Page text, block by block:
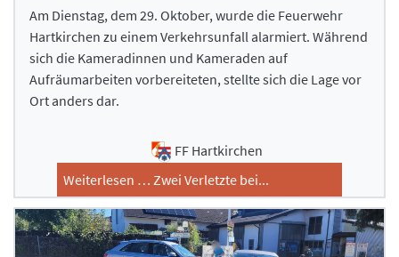
Ausrüstung
Feuerwehrhaus
Mannschaft
Geschichte
Kontakt
Ausrüstung
Feuerwehrhaus
Mannschaft
Am Dienstag, dem 29. Oktober, wurde die Feuerwehr
Hartkirchen zu einem Verkehrsunfall alarmiert. Während
sich die Kameradinnen und Kameraden auf
Aufräumarbeiten vorbereiteten, stellte sich die Lage vor
Ort anders dar.
FF Hartkirchen
Weiterlesen … Zwei Verletzte bei...